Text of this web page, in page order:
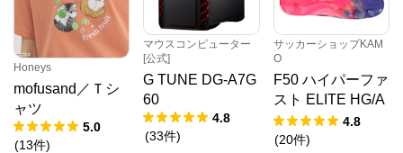
Honeys
mofusand／Ｔシ
ャツ
5.0
(13件)
マウスコンピューター
[公式]
G TUNE DG-A7G
60
4.8
(33件)
サッカーショップKAM
O
F50 ハイパーファ
スト ELITE HG/A
G JAPAN 4.8
(20件)